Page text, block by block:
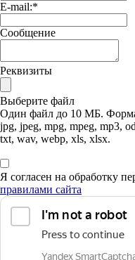
E-mail:*
Сообщение
Реквизиты
Выберите файл
Один файл до 10 МБ.
jpg, jpeg, mpg, mpeg, mp3,
txt, wav, webp, xls, xlsx.
Я согласен на обработку
правилами сайта